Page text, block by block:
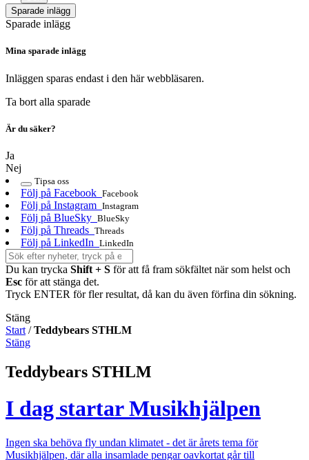
Sparade inlägg
Sparade inlägg
Mina sparade inlägg
Inläggen sparas endast i den här webbläsaren.
Ta bort alla sparade
Är du säker?
Ja
Nej
Tipsa oss
Följ på Facebook Facebook
Följ på Instagram Instagram
Följ på BlueSky BlueSky
Följ på Threads Threads
Följ på LinkedIn LinkedIn
Du kan trycka Shift + S för att få fram sökfältet när som helst och
Esc för att stänga det.
Tryck ENTER för fler resultat, då kan du även förfina din sökning.
Stäng
Start /Teddybears STHLM
Stäng
Teddybears STHLM
I dag startar Musikhjälpen
Ingen ska behöva fly undan klimatet - det är årets tema för
Musikhjälpen, där alla insamlade pengar oavkortat går till